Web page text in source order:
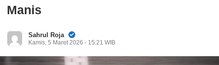
Manis
Sahrul Roja
Kamis, 5 Maret 2026 - 15:21 WIB